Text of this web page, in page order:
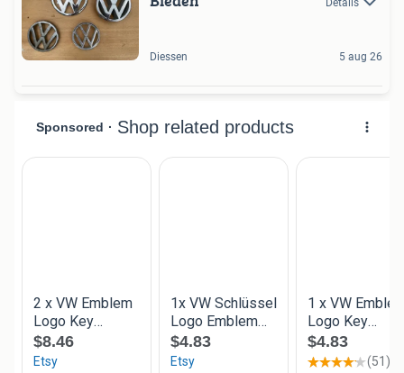
Details
Diessen 5 aug 26